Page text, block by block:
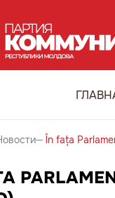
În fața